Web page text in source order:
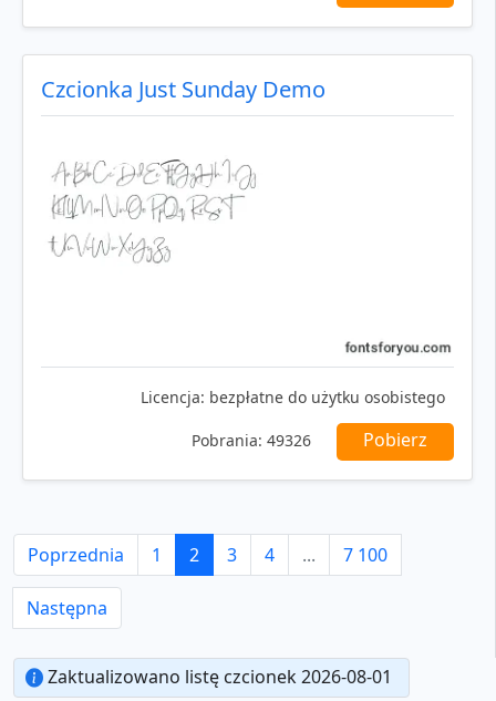
Czcionka Just Sunday Demo
Licencja: bezpłatne do użytku osobistego
Pobrania: 49326 Pobierz
Poprzednia 1 2 3 4 ... 7 100
Następna
Zaktualizowano listę czcionek 2026-08-01